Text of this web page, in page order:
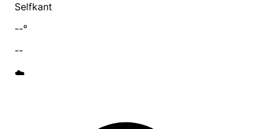
Selfkant
--°
--
☁️